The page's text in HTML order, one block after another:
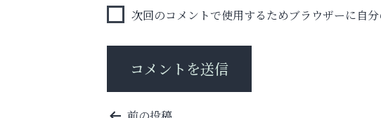
次回のコメントで使用するためブラウザーに自